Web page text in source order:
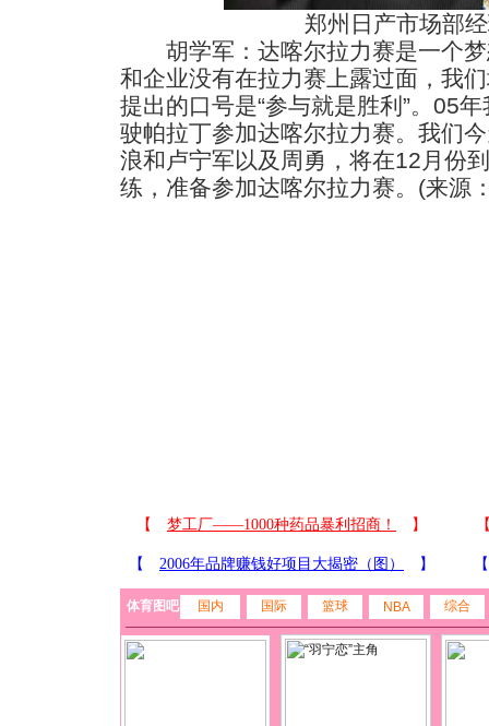
郑州日产市场部
胡学军：达喀尔拉力赛是一个梦
和企业没有在拉力赛上露过面，我
提出的口号是“参与就是胜利”。05
驶帕拉丁参加达喀尔拉力赛。我们
浪和卢宁军以及周勇，将在12月份
练，准备参加达喀尔拉力赛。(来源
体育图吧 国内 国际 篮球 NBA 综合